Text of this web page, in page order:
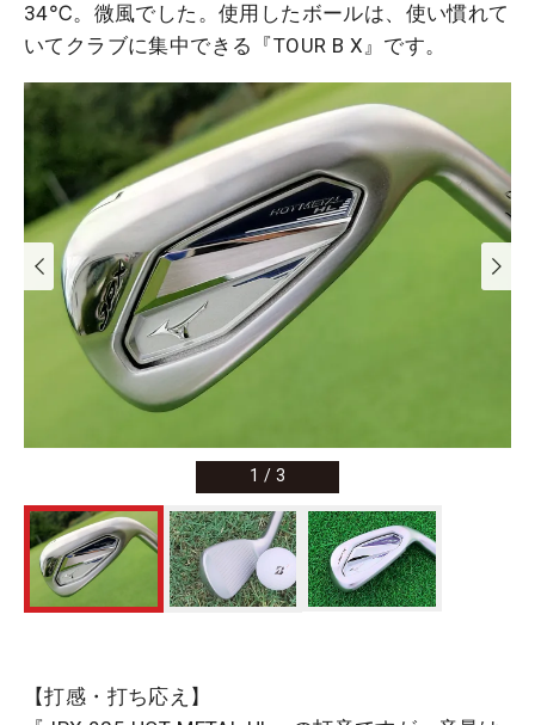
34℃。微風でした。使用したボールは、使い慣れて
いてクラブに集中できる『TOUR B X』です。
1 / 3
【打感・打ち応え】